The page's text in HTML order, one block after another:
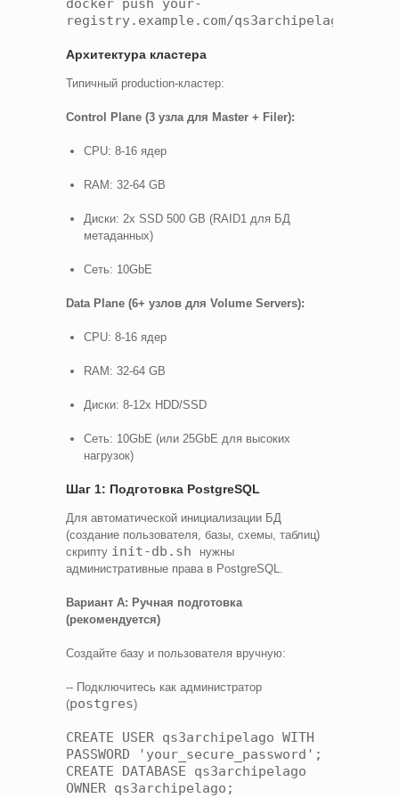
docker push your-
registry.example.com/
Архитектура кластера
Типичный production-кластер:
Control Plane (3 узла для Master + Filer):
CPU: 8-16 ядер
RAM: 32-64 GB
Диски: 2x SSD 500 GB (RAID1 для БД
метаданных)
Сеть: 10GbE
Data Plane (6+ узлов для Volume Servers):
CPU: 8-16 ядер
RAM: 32-64 GB
Диски: 8-12x HDD/SSD
Сеть: 10GbE (или 25GbE для высоких
нагрузок)
Шаг 1: Подготовка PostgreSQL
Для автоматической инициализации БД
(создание пользователя, базы, схемы, таблиц)
скрипту init-db.sh
нужны
административные права в PostgreSQL.
Вариант A: Ручная подготовка
(рекомендуется)
Создайте базу и пользователя вручную:
-- Подключитесь как администратор
(postgres)
CREATE USER qs3archipelago WITH
PASSWORD 'your_secure_password';
CREATE DATABASE qs3archipelago
OWNER qs3archipelago;